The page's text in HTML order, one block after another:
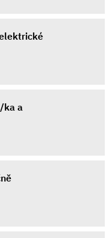
ka a